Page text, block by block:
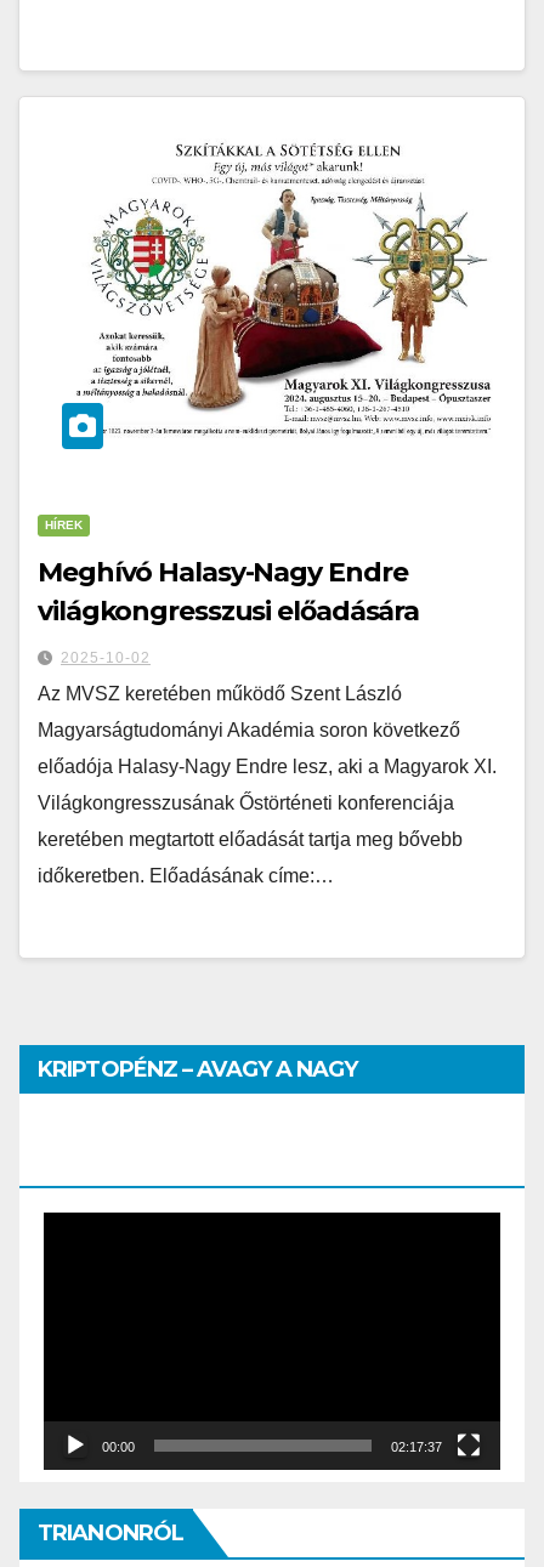
HÍREK
Meghívó Halasy-Nagy Endre
világkongresszusi előadására
2025-10-02
Az MVSZ keretében működő Szent László
Magyarságtudományi Akadémia soron következő
előadója Halasy-Nagy Endre lesz, aki a Magyarok XI.
Világkongresszusának Őstörténeti konferenciája
keretében megtartott előadását tartja meg bővebb
időkeretben. Előadásának címe:…
KRIPTOPÉNZ – AVAGY A NAGY
00:00 02:17:37
TRIANONRÓL